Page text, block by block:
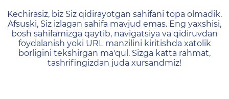
404 — Страница не
Kechirasiz, biz Siz qidirayotgan sahifani topa olmadik.
Afsuski, Siz izlagan sahifa mavjud emas. Eng yaxshisi,
bosh sahifamizga qaytib, navigatsiya va qidiruvdan
foydalanish yoki URL manzilini kiritishda xatolik
borligini tekshirgan ma'qul. Sizga katta rahmat,
tashrifingizdan juda xursandmiz!